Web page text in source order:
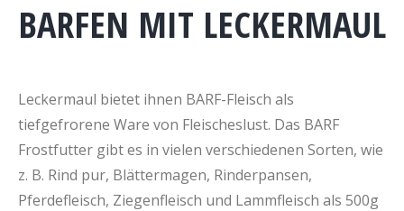
BARFEN MIT LECKERMAUL
Leckermaul bietet ihnen BARF-Fleisch als
tiefgefrorene Ware von Fleischeslust. Das BARF
Frostfutter gibt es in vielen verschiedenen Sorten, wie
z. B. Rind pur, Blättermagen, Rinderpansen,
Pferdefleisch, Ziegenfleisch und Lammfleisch als 500g